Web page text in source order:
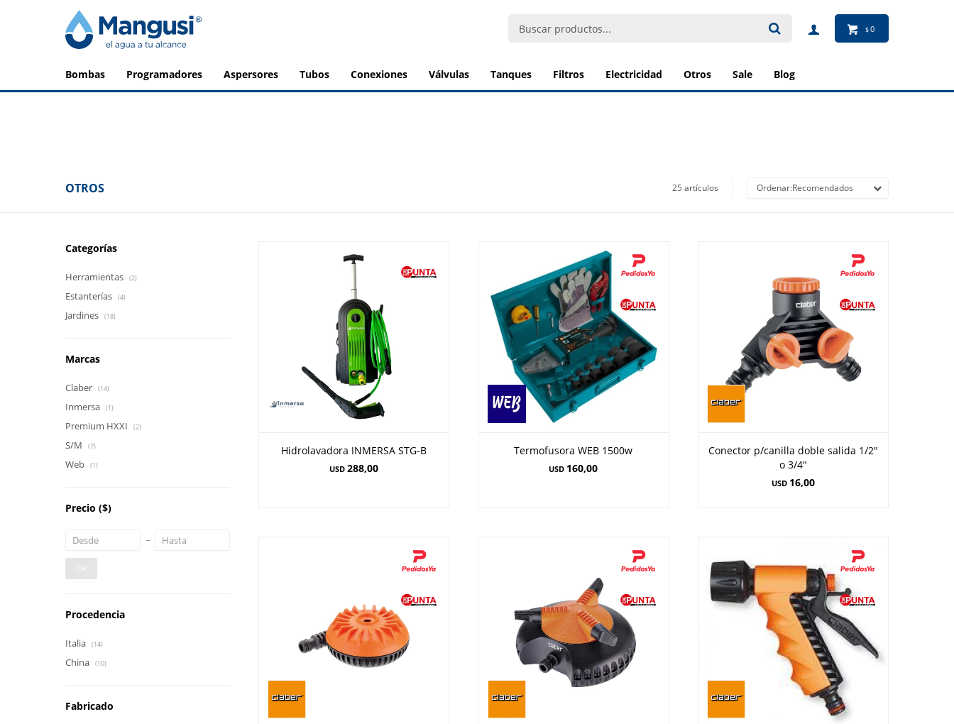
bombas programadores aspersores tubos conexiones válvulas tanques filtros electricidad otros sale blog
$0
OTROS 25 artículos Recomendados
Hidrolavadora INMERSA STG-B
USD 288,00
Termofusora WEB 1500w
USD 160,00
Conector p/canilla doble salida 1/2"
o 3/4"
USD 16,00
Categorías
Herramientas (2)
Estanterías (4)
Jardines (18)
Marcas
Claber (14)
Inmersa (1)
Premium HXXI (2)
S/M (7)
Web (1)
Precio ($)
OK
Procedencia
Italia (14)
China (10)
Fabricado